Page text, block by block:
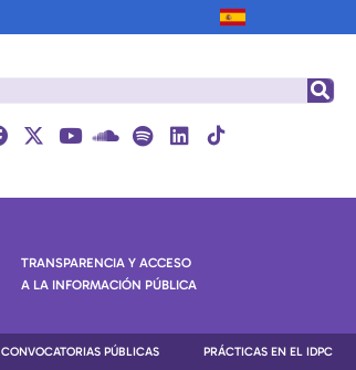
TRANSPARENCIA Y ACCESO
A LA INFORMACIÓN PÚBLICA
CONVOCATORIAS PÚBLICAS
PRÁCTICAS EN EL IDPC